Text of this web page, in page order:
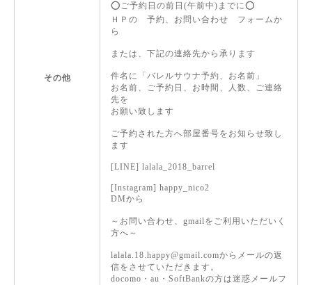
その他
⭕️ご予約日の前日(午前中)までに⭕️
ＨＰの 予約、お問い合わせ フォームか
ら
または、下記の連絡先から承ります
件名に「バレルサウナ予約、お名前」
お名前、ご予約日、お時間、人数、ご連絡
先を
お願い致します
ご予約された方へ部屋番号をお知らせ致し
ます
[LINE] lalala_2018_barrel
[Instagram] happy_nico2
DMから
～お問い合わせ、gmailをご利用いただいく
方へ～
lalala.18.happy@gmail.comからメールの返
信をさせていただきます。
docomo・au・SoftBankの方は迷惑メールフ